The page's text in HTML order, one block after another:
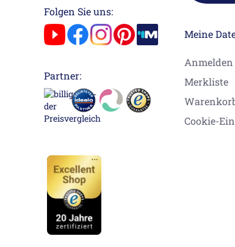
Folgen Sie uns:
Partner:
Meine
Anmelden
Merkliste
Cookie-